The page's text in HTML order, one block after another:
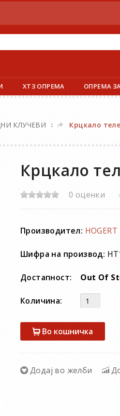
ХТЗ ОПРЕМА ОПРЕМА
КЛУЧЕВИ » Крцкало
Крцкало
0 оценки
Производител: HOGERT
Шифра на производ:
Достапност: Out Of
Количина:
Во кошничка
Додај во желби